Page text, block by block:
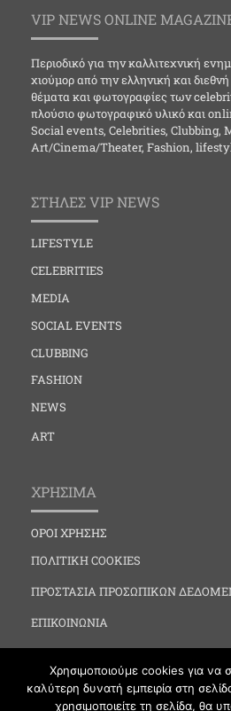
VIP NEWS ONLINE
Περιοδικό για την καλλιτεχνική
χιούμορ από την ελληνική και
θέματα και φωτογραφίες των
πλούσιο φωτογραφικό υλικό και
Social events, Celebrities, Clubbing,
Art/Cinema/Theater, Fashion,
ΣΤΗΛΕΣ VIP NEWS
LIFESTYLE
CELEBRITIES
MEDIA
SOCIAL EVENTS
CLUBBING
FASHION
NEWS
ART
ΧΡΗΣΙΜΑ
ΟΡΟΙ ΧΡΗΣΗΣ
ΠΟΛΙΤΙΚΗ COOKIES
ΠΡΟΣΤΑΣΙΑ ΠΡΟΣΩΠΙΚΩΝ
ΕΠΙΚΟΙΝΩΝΙΑ
Χρησιμοποιούμε cookies για να
καλύτερη δυνατή εμπειρία στη
χρησιμοποιείτε τη σελίδα, θα